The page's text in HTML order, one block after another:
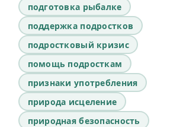
подготовка рыбалке
поддержка подростков
подростковый кризис
помощь подросткам
признаки употребления
природа исцеление
природная безопасность